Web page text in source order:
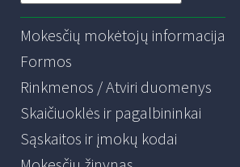
Mokesčių mokėtojų informacija
Formos
Rinkmenos / Atviri duomenys
Skaičiuoklės ir pagalbininkai
Sąskaitos ir įmokų kodai